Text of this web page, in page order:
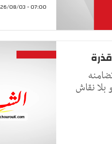
07:00 - 2026/08/03
بلا نقاش